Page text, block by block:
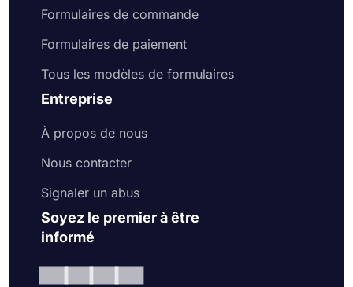
Formulaires de commande
Formulaires de paiement
Tous les modèles de formulaires
Entreprise
À propos de nous
Nous contacter
Signaler un abus
Soyez le premier à être
informé